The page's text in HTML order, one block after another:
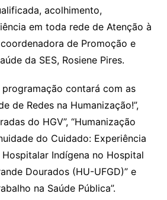
acolhimento,
em toda rede de Atenção à
de Promoção e
da SES, Rosiene Pires.
contará com as
de Redes na Humanização!”,
do HGV”, “Humanização
do Cuidado: Experiência
Indígena no Hospital
Dourados (HU-UFGD)” e
na Saúde Pública”.